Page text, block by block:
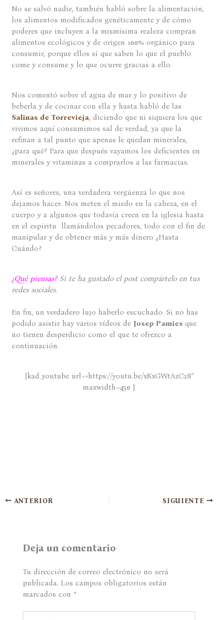
No se salvó nadie, también habló sobre la alimentación,
los alimentos modificados genéticamente y de cómo
poderes que incluyen a la mismísima realeza compran
alimentos ecológicos y de origen 100% orgánico para
consumir, porque ellos sí que saben lo que el pueblo
come y consume y lo que ocurre gracias a ello.
Nos comentó sobre el agua de mar y lo positivo de
beberla y de cocinar con ella y hasta habló de las
Salinas de Torrevieja, diciendo que ni siquiera los que
vivimos aquí consumimos sal de verdad, ya que la
refinan a tal punto que apenas le quedan minerales,
¿para qué? Para que después vayamos los deficientes en
minerales y vitaminas a comprarlos a las farmacias.
Así es señores, una verdadera vergüenza lo que nos
dejamos hacer. Nos meten el miedo en la cabeza, en el
cuerpo y a algunos que todavía creen en la iglesia hasta
en el espíritu llamándolos pecadores, todo con el fin de
manipular y de obtener más y más dinero ¿Hasta
Cuándo?
¿Qué piensas?Si te ha gustado el post compártelo en tus
redes sociales.
En fin, un verdadero lujo haberlo escuchado. Si no has
podido asistir hay varios vídeos de Josep Pamies que
no tienen desperdicio como el que te ofrezco a
continuación.
[kad_youtube url=»https://youtu.be/xKxGWtAzC28″
maxwidth=450 ]
ANTERIOR SIGUIENTE
Deja un comentario
Tu dirección de correo electrónico no será
publicada. Los campos obligatorios están
marcados con *